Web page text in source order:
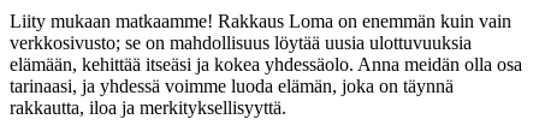
Liity mukaan matkaamme! Rakkaus Loma on enemmän kuin vain
verkkosivusto; se on mahdollisuus löytää uusia ulottuvuuksia
elämään, kehittää itseäsi ja kokea yhdessäolo. Anna meidän olla osa
tarinaasi, ja yhdessä voimme luoda elämän, joka on täynnä
rakkautta, iloa ja merkityksellisyyttä.